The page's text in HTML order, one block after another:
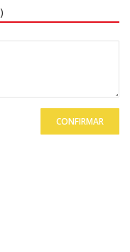
)
CONFIRMAR